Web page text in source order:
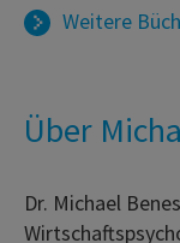
Weitere
Über
Dr. Michael